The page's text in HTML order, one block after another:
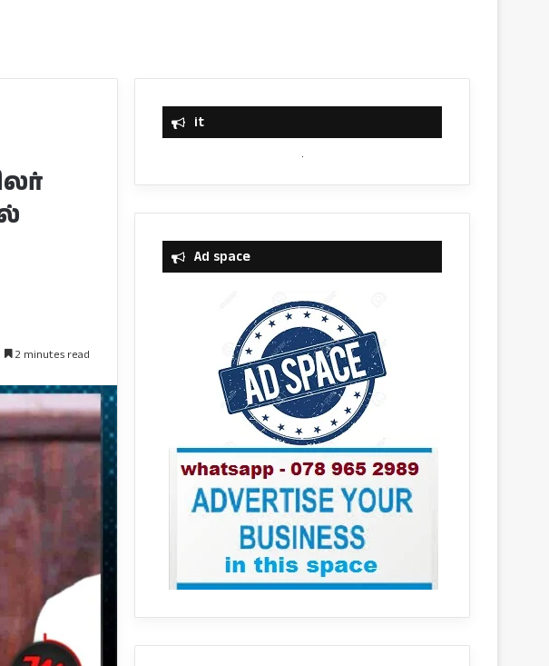
2 minutes read
it
Ad space